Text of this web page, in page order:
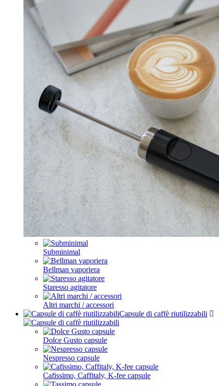
Subminimal
Bellman vaporiera
Staresso agitatore
Altri marchi / accessori
Capsule di caffè riutilizzabili
Dolce Gusto capsule
Nespresso capsule
Cafissimo, Caffitaly, K-fee capsule